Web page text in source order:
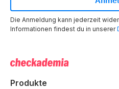
Die Anmeldung kann jederzeit
Informationen findest du in unserer
Produkte